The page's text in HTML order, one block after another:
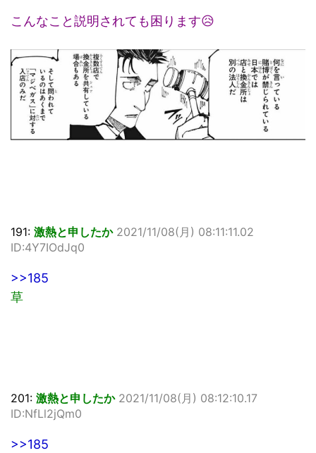
こんなこと説明されても困ります😥
191: 激熱と申したか 2021/11/08(月) 08:11:11.02
ID:4Y7IOdJq0
>>185
草
201: 激熱と申したか 2021/11/08(月) 08:12:10.17
ID:NfLl2jQm0
>>185